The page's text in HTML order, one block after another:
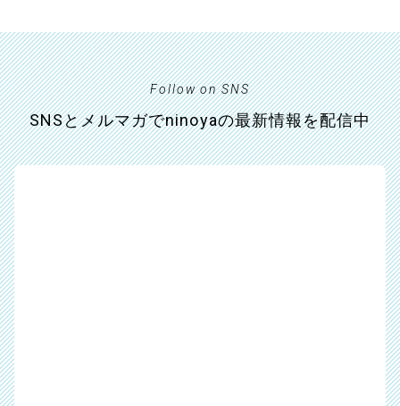
Follow on SNS
SNSとメルマガでninoyaの最新情報を配信中